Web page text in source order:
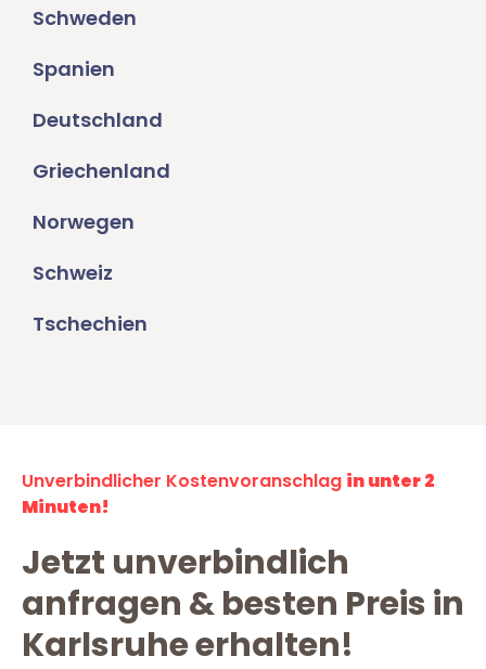
Schweden
Spanien
Deutschland
Griechenland
Norwegen
Schweiz
Tschechien
Unverbindlicher Kostenvoranschlag in unter 2
Minuten!
Jetzt unverbindlich
anfragen & besten Preis in
Karlsruhe erhalten!